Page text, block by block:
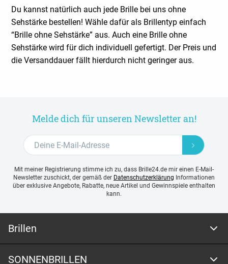
Du kannst natürlich auch jede Brille bei uns ohne
Sehstärke bestellen!Wähle dafür als Brillentyp einfach
“Brille ohne Sehstärke” aus. Auch eine Brille ohne
Sehstärke wird für dich individuell gefertigt. Der Preis und
die Versanddauer fällt hierdurch nicht geringer aus.
Melde dich für unseren Newsletter an!
Mit meiner Registrierung stimme ich zu, dass Brille24.de mir einen E-Mail-
Newsletter zuschickt, der gemäß der Datenschutzerklärung Informationen
über exklusive Angebote, Rabatte, neue Artikel und Gewinnspiele enthalten
kann.
Brillen
SONNENBRILLEN